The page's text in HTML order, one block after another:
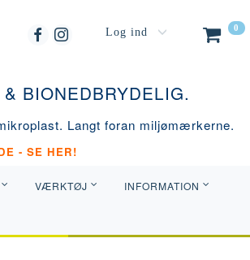
0
Log ind
BIONEDBRYDELIG.
Langt foran miljømærkerne.
- SE HER!
VÆRKTØJ INFORMATION